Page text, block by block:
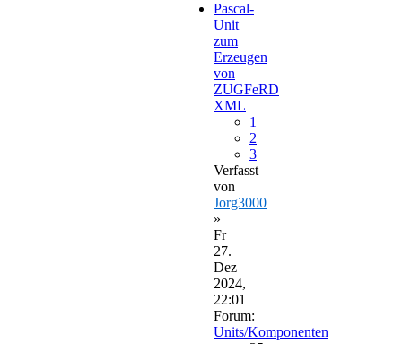
Pascal-
Unit
zum
Erzeugen
von
ZUGFeRD
XML
1
2
3
Verfasst
von
Jorg3000
»
Fr
27.
Dez
2024,
22:01
Forum:
Units/Komponenten